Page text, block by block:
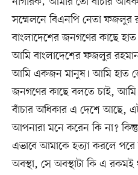
সম্মেলনে বিএনপি নেতা ফজলুর
বাংলাদেশের জনগণের কাছে
আমি বাংলাদেশের ফজলুর
আমি একজন মানুষ। আমি হাত
জনগণের কাছে বলতে চাই,
বাঁচার অধিকার এ দেশে আছে,
আপনারা মনে করেন কি না?
এভাবে আমাকে হত্যা করলে পরে
অবস্থা, সে অবস্থাটা কি এ